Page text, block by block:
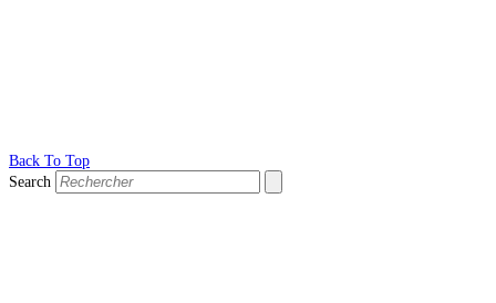
Back To Top
Search